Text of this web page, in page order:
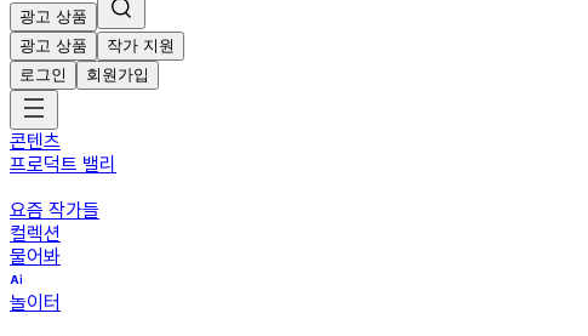
광고 상품
광고 상품
작가 지원
로그인
회원가입
콘텐츠
프로덕트 밸리
요즘 작가들
컬렉션
물어봐
놀이터